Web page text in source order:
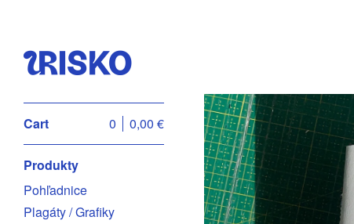
Cart 0,00 €
0
Produkty
Pohľadnice
Plagáty / Grafiky